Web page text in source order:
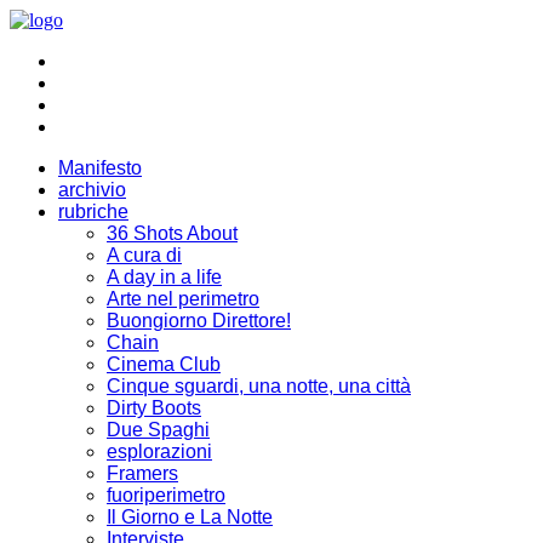
Manifesto
archivio
rubriche
36 Shots About
A cura di
A day in a life
Arte nel perimetro
Buongiorno Direttore!
Chain
Cinema Club
Cinque sguardi, una notte, una città
Dirty Boots
Due Spaghi
esplorazioni
Framers
fuoriperimetro
Il Giorno e La Notte
Interviste